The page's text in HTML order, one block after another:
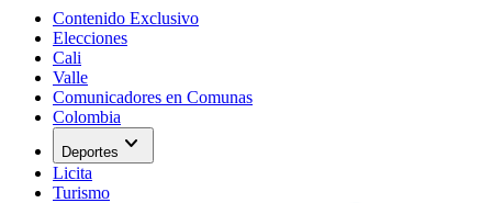
Contenido Exclusivo
Elecciones
Cali
Valle
Comunicadores en Comunas
Colombia
Deportes expand_more
Licita
Turismo